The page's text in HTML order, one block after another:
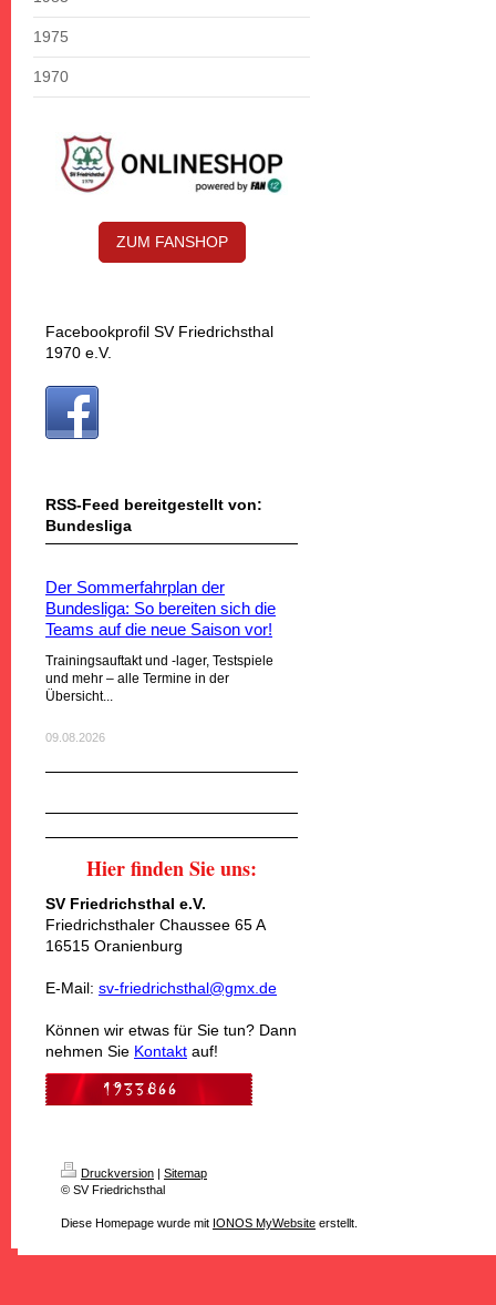
1975
1970
ZUM FANSHOP
Facebookprofil SV Friedrichsthal
1970 e.V.
RSS-Feed bereitgestellt von:
Bundesliga
Der Sommerfahrplan der
Bundesliga: So bereiten sich die
Teams auf die neue Saison vor!
Trainingsauftakt und -lager, Testspiele
und mehr – alle Termine in der
Übersicht...
09.08.2026
Hier finden Sie uns:
SV Friedrichsthal e.V.
Friedrichsthaler Chaussee 65 A
16515 Oranienburg
E-Mail: sv-friedrichsthal@gmx.de
Können wir etwas für Sie tun? Dann
nehmen Sie Kontakt auf!
Druckversion | Sitemap
© SV Friedrichsthal
Diese Homepage wurde mit IONOS MyWebsite erstellt.